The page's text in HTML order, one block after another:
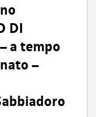
DI
a tempo
–